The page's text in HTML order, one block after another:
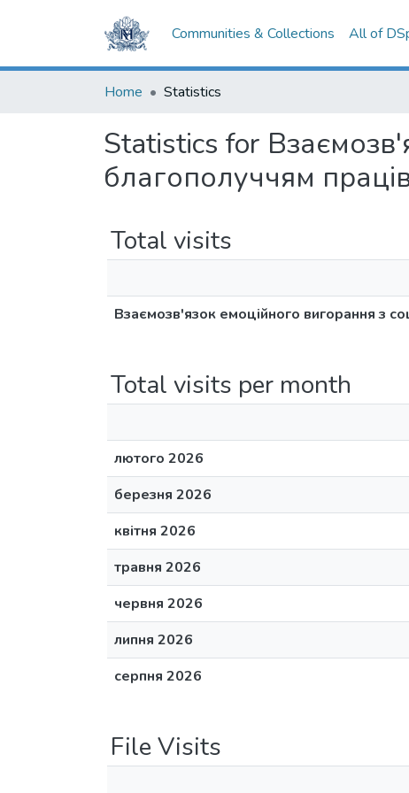
Communities & Collections All of
Home Statistics
Statistics for
благополуччям
Total visits
Взаємозв'язок емоційного вигорання з
Total visits per month
лютого 2026
березня 2026
квітня 2026
травня 2026
червня 2026
липня 2026
серпня 2026
File Visits